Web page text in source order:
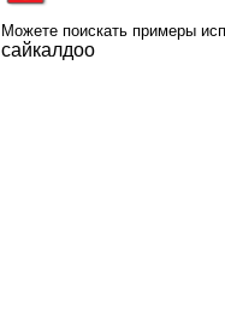
Можете поискать примеры
сайкалдоо